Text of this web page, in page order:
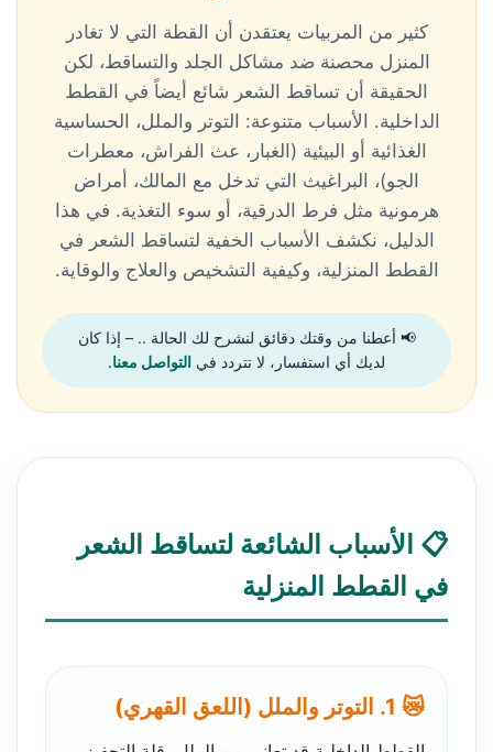
كثير من المربيات يعتقدن أن القطة التي لا تغادر
المنزل محصنة ضد مشاكل الجلد والتساقط، لكن
الحقيقة أن تساقط الشعر شائع أيضاً في القطط
الداخلية. الأسباب متنوعة: التوتر والملل، الحساسية
الغذائية أو البيئية (الغبار، عث الفراش، معطرات
الجو)، البراغيث التي تدخل مع المالك، أمراض
هرمونية مثل فرط الدرقية، أو سوء التغذية. في هذا
الدليل، نكشف الأسباب الخفية لتساقط الشعر في
القطط المنزلية، وكيفية التشخيص والعلاج والوقاية.
📢 أعطنا من وقتك دقائق لنشرح لك الحالة .. – إذا كان
لديك أي استفسار، لا تتردد في التواصل معنا.
📋 الأسباب الشائعة لتساقط الشعر
في القطط المنزلية
😿 1. التوتر والملل (اللعق القهري)